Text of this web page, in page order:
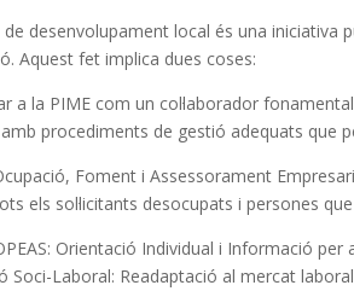
de desenvolupament local és una
Aquest fet implica dues coses:
a la PIME com un col·laborador
procediments de gestió adequats que
Foment i Assessorament
els sol·licitants desocupats i persones
Orientació Individual i Informació per
Soci-Laboral: Readaptació al mercat laboral